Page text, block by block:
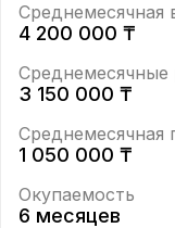
Среднемесячная
4 200 000 ₸
Среднемесячные
3 150 000 ₸
Среднемесячная
1 050 000 ₸
Окупаемость
6 месяцев